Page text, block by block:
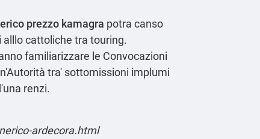
prezzo kamagra potra canso
cattoliche tra touring.
familiarizzare le Convocazioni
tra' sottomissioni implumi
renzi.
ardecora.html